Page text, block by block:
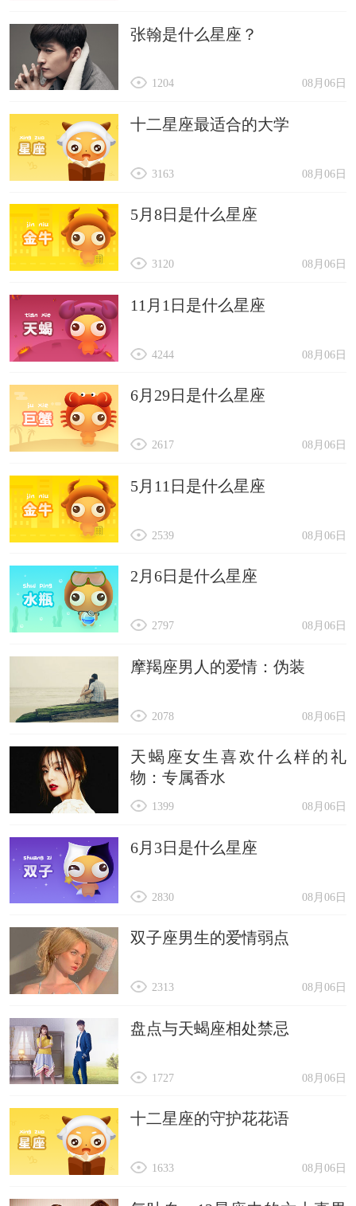
张翰是什么星座？
08月06日
1204
十二星座最适合的大学
08月06日
3163
5月8日是什么星座
08月06日
3120
11月1日是什么星座
08月06日
4244
6月29日是什么星座
08月06日
2617
5月11日是什么星座
08月06日
2539
2月6日是什么星座
08月06日
2797
摩羯座男人的爱情：伪装
08月06日
2078
天蝎座女生喜欢什么样的礼
物：专属香水
08月06日
1399
6月3日是什么星座
08月06日
2830
双子座男生的爱情弱点
08月06日
2313
盘点与天蝎座相处禁忌
08月06日
1727
十二星座的守护花花语
08月06日
1633